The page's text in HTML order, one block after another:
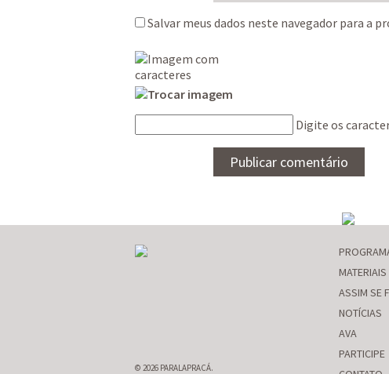
Salvar meus dados neste navegador para a
Digite os
© 2026 PARALAPRACÁ.
MATERIAIS
ASSIM SE
NOTÍCIAS
AVA
PARTICIPE